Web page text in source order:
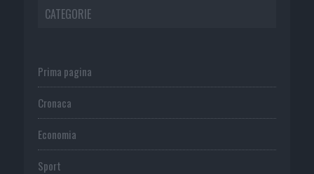
CATEGORIE
Prima pagina
Cronaca
Economia
Sport